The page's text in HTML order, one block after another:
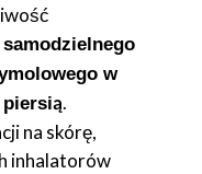
w
.
na skórę,
inhalatorów